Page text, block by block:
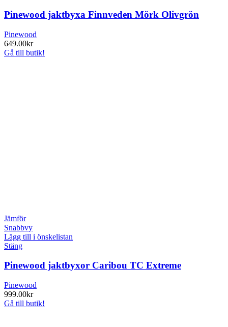
Pinewood jaktbyxa Finnveden Mörk Olivgrön
Pinewood
649.00kr
Gå till butik!
Jämför
Snabbvy
Lägg till i önskelistan
Stäng
Pinewood jaktbyxor Caribou TC Extreme
Pinewood
999.00kr
Gå till butik!